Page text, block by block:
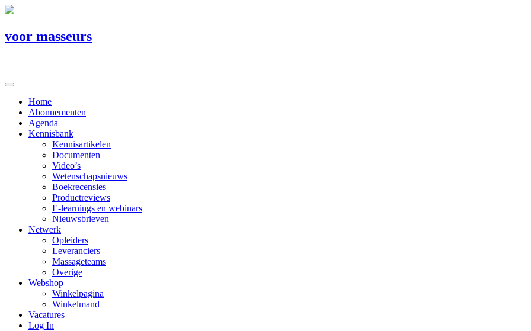
voor masseurs
Home
Abonnementen
Agenda
Kennisbank
Kennisartikelen
Documenten
Video’s
Wetenschapsnieuws
Boekrecensies
Productreviews
E-learnings en webinars
Nieuwsbrieven
Netwerk
Opleiders
Leveranciers
Massageteams
Overige
Webshop
Winkelpagina
Winkelmand
Vacatures
Log In